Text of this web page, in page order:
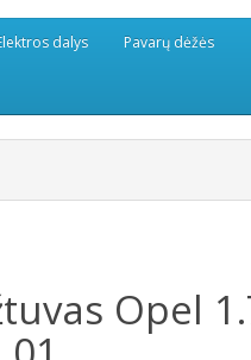
dalys Pavarų dėžės
Opel